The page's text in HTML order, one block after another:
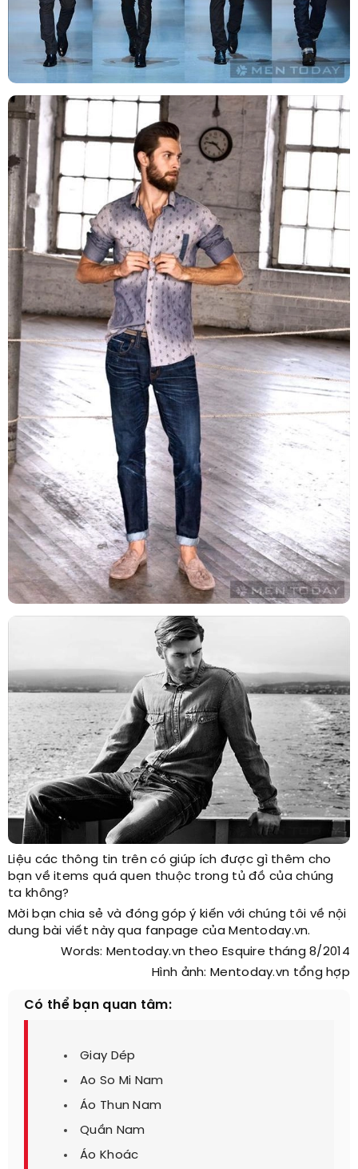
Liệu các thông tin trên có giúp ích được gì thêm cho
bạn về items quá quen thuộc trong tủ đồ của chúng
ta không?
Mời bạn chia sẻ và đóng góp ý kiến với chúng tôi về nội
dung bài viết này qua fanpage của Mentoday.vn.
Words: Mentoday.vn theo Esquire tháng 8/2014
Hình ảnh: Mentoday.vn tổng hợp
Có thể bạn quan tâm:
Giay Dép
Ao So Mi Nam
Áo Thun Nam
Quần Nam
Áo Khoác